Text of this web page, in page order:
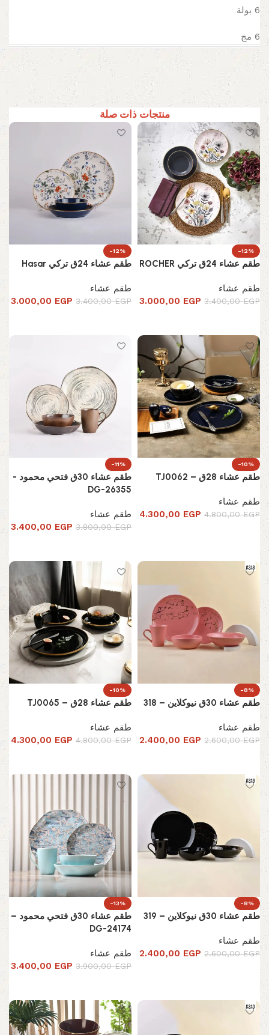
6 بولة
6 مج
منتجات ذات صلة
-12%
طقم عشاء 24ق تركي ROCHER
طقم عشاء
3.400,00EGP
3.000,00 EGP
-12%
طقم عشاء 24ق تركي Hasar
طقم عشاء
3.400,00EGP
3.000,00 EGP
-10%
طقم عشاء 28ق – TJ0062
طقم عشاء
4.800,00EGP
4.300,00 EGP
-11%
طقم عشاء 30ق فتحي محمود -
DG-26355
طقم عشاء
3.800,00EGP
3.400,00 EGP
-8%
طقم عشاء 30ق نيوكلاين – 318
طقم عشاء
2.600,00EGP
2.400,00 EGP
-10%
طقم عشاء 28ق – TJ0065
طقم عشاء
4.800,00EGP
4.300,00 EGP
-8%
طقم عشاء 30ق نيوكلاين – 319
طقم عشاء
2.600,00EGP
2.400,00 EGP
-13%
طقم عشاء 30ق فتحي محمود –
DG-24174
طقم عشاء
3.900,00EGP
3.400,00 EGP